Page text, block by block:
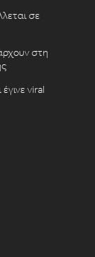
σε
στη
viral